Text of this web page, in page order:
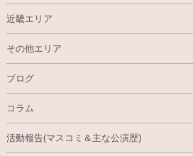
近畿エリア
その他エリア
ブログ
コラム
活動報告(マスコミ＆主な公演歴)